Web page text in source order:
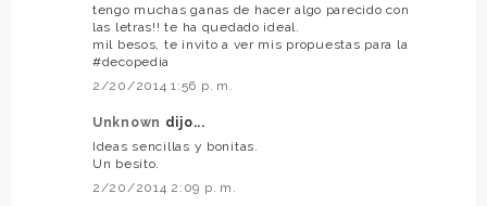
tengo muchas ganas de hacer algo parecido con
las letras!! te ha quedado ideal.
mil besos, te invito a ver mis propuestas para la
#decopedia
2/20/2014 1:56 p. m.
Unknown dijo...
Ideas sencillas y bonitas.
Un besito.
2/20/2014 2:09 p. m.